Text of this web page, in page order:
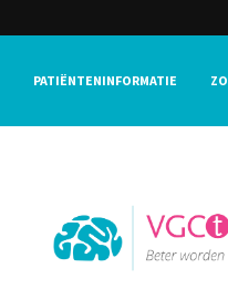
PATIËNTENINFORMATIE